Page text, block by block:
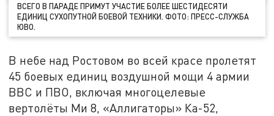
ВСЕГО В ПАРАДЕ ПРИМУТ УЧАСТИЕ БОЛЕЕ ШЕСТИДЕСЯТИ
ЕДИНИЦ СУХОПУТНОЙ БОЕВОЙ ТЕХНИКИ. ФОТО: ПРЕСС-СЛУЖБА
ЮВО.
В небе над Ростовом во всей красе пролетят
45 боевых единиц воздушной мощи 4 армии
ВВС и ПВО, включая многоцелевые
вертолёты Ми 8, «Аллигаторы» Ка-52,